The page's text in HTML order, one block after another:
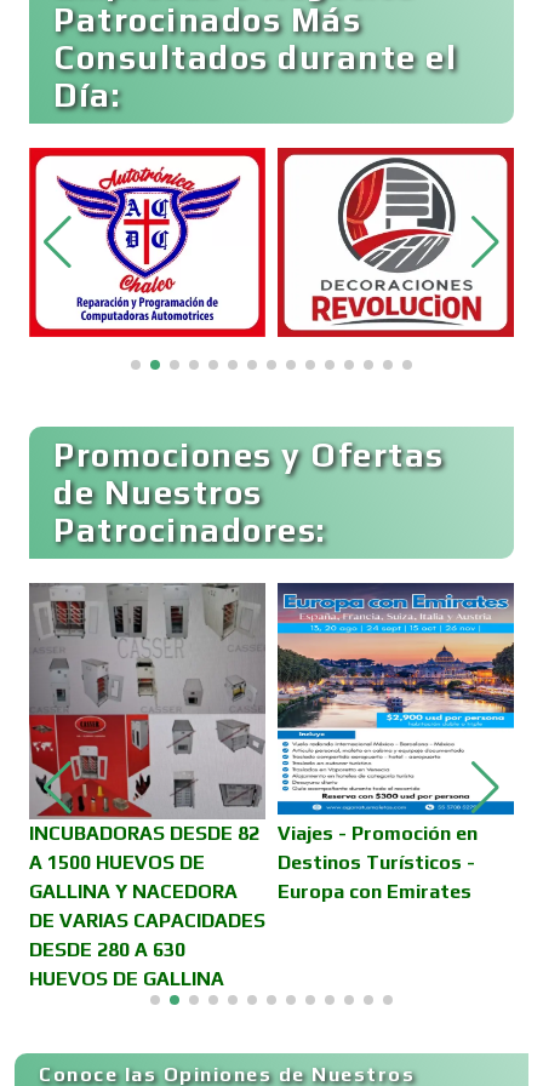
Bebidas
Belleza
Bordados y Estampados
Cafeterías
Cajas de Ahorro
Cámaras de Comercio
Camiones para Fletes
Cancelería de Aluminio
Capacitación
Patrocinados Más
Consultados durante el
Día:
Promociones y Ofertas
de Nuestros
Patrocinadores:
INCUBADORAS DESDE 82
A 1500 HUEVOS DE
GALLINA Y NACEDORA
DE VARIAS CAPACIDADES
DESDE 280 A 630
HUEVOS DE GALLINA
Viajes - Promoción en
Destinos Turísticos -
Europa con Emirates
Conoce las Opiniones de Nuestros